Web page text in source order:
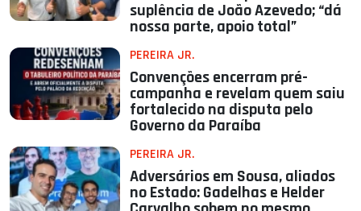
suplência de João Azevedo; “dá
nossa parte, apoio total”
PEREIRA JR.
Convenções encerram pré-
campanha e revelam quem saiu
fortalecido na disputa pelo
Governo da Paraíba
PEREIRA JR.
Adversários em Sousa, aliados
no Estado: Gadelhas e Helder